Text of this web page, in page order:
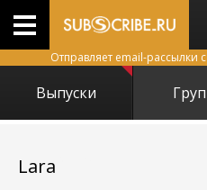
Отправляет email-рассылки
Выпуски
Lara